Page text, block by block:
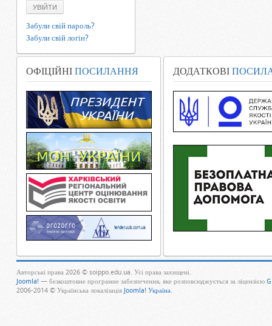
УВІЙТИ
Забули свій пароль?
Забули свій логін?
ОФІЦІЙНІ ПОСИЛАННЯ ДОДАТКОВІ
Авторські права 2026 © soippo.edu.ua. Усі права захищені.
Joomla! — безкоштовне програмне забезпечення, яке розповсюджується за ліцензією
2006-2014 © Українська локалізація Joomla! Україна.